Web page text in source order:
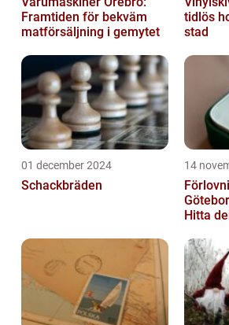
Framtiden för bekväm
matförsäljning i gemytet
tidlös
stad
01 december 2024
Schackbräden
14
Hitta